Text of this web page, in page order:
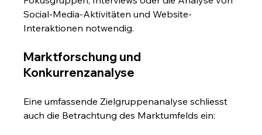
Social-Media-Aktivitäten und Website-
Interaktionen notwendig.
Marktforschung und
Konkurrenzanalyse
Eine umfassende Zielgruppenanalyse schliesst
auch die Betrachtung des Marktumfelds ein: